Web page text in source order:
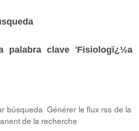
palabra clave 'Fisiologï¿½a
búsqueda Générer le flux rss de la
de la recherche